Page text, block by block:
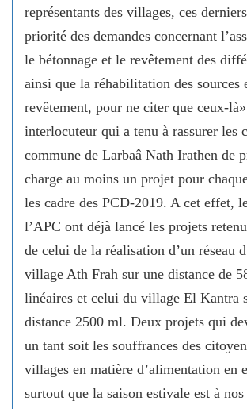
représentants des villages, ces
priorité des demandes concernant
le bétonnage et le revêtement des
ainsi que la réhabilitation des sources
revêtement, pour ne citer que ceux-
interlocuteur qui a tenu à rassurer les
commune de Larbaâ Nath Irathen de
charge au moins un projet pour
les cadre des PCD-2019. A cet effet,
l’APC ont déjà lancé les projets
de celui de la réalisation d’un réseau
village Ath Frah sur une distance de
linéaires et celui du village El Kantra
distance 2500 ml. Deux projets qui
un tant soit les souffrances des
villages en matière d’alimentation en
surtout que la saison estivale est à nos